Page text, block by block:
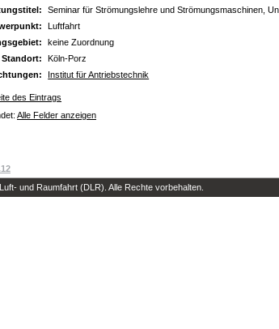
Seminar für Strömungslehre und Strömungsmaschinen,
Luftfahrt
keine Zuordnung
Standort:
Köln-Porz
Institut für Antriebstechnik
des Eintrags
Alle Felder anzeigen
und Raumfahrt (DLR). Alle Rechte vorbehalten.